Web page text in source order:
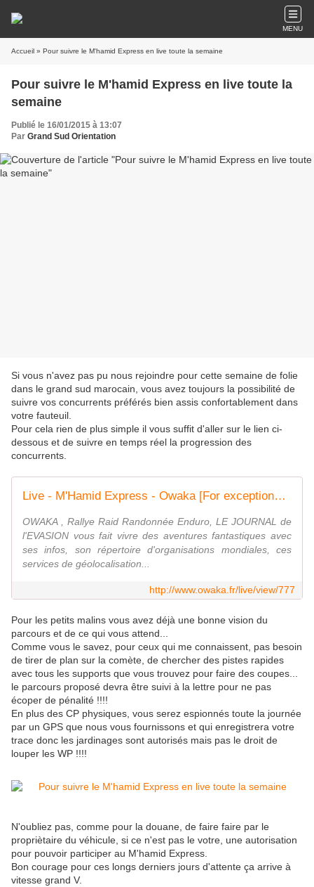
MENU
Accueil » Pour suivre le M'hamid Express en live toute la semaine
Pour suivre le M'hamid Express en live toute la
semaine
Publié le 16/01/2015 à 13:07
Par Grand Sud Orientation
Si vous n'avez pas pu nous rejoindre pour cette semaine de folie
dans le grand sud marocain, vous avez toujours la possibilité de
suivre vos concurrents préférés bien assis confortablement dans
votre fauteuil.
Pour cela rien de plus simple il vous suffit d'aller sur le lien ci-
dessous et de suivre en temps réel la progression des
concurrents.
Live - M'Hamid Express - Owaka [For exceptional riders]
OWAKA , Rallye Raid Randonnée Enduro, LE JOURNAL de
l'EVASION vous fait vivre des aventures fantastiques avec
ses infos, son répertoire d'organisations mondiales, ces
services de géolocalisation...
http://www.owaka.fr/live/view/777
Pour les petits malins vous avez déjà une bonne vision du
parcours et de ce qui vous attend...
Comme vous le savez, pour ceux qui me connaissent, pas besoin
de tirer de plan sur la comète, de chercher des pistes rapides
avec tous les supports que vous trouvez pour faire des coupes...
le parcours proposé devra être suivi à la lettre pour ne pas
écoper de pénalité !!!!
En plus des CP physiques, vous serez espionnés toute la journée
par un GPS que nous vous fournissons et qui enregistrera votre
trace donc les jardinages sont autorisés mais pas le droit de
louper les WP !!!!
N'oubliez pas, comme pour la douane, de faire faire par le
propriètaire du véhicule, si ce n'est pas le votre, une autorisation
pour pouvoir participer au M'hamid Express.
Bon courage pour ces longs derniers jours d'attente ça arrive à
vitesse grand V.